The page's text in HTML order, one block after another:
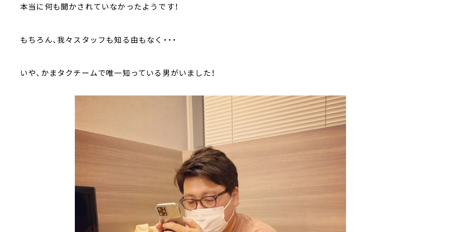
本当に何も聞かされていなかったようです！
もちろん、我々スタッフも知る由もなく・・・
いや、かまタクチームで唯一知っている男がいました！